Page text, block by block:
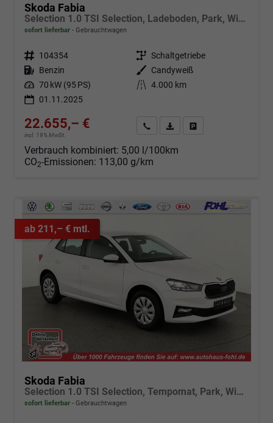
Skoda Fabia
Selection 1.0 TSI Selection, Ladeboden, Park, Winterpaket, SmartLink, 4-J Garantie
sofort lieferbar Gebrauchtwagen
Fahrzeugnr. 104354 Getriebe Schaltgetriebe
Kraftstoff Benzin Außenfarbe
Candyweiß
Leistung 70 kW (95 PS) Kilometerstand 4.000 km
01.11.2025
22.655,– €
incl. 19% MwSt.
Angebot anfordern
Fahrzeugexpose (PDF)
Verbrauch kombiniert: 5,00 l/100km
CO2-Emissionen: 113,00 g/km
ab 211,– € mtl.
Skoda Fabia
Selection 1.0 TSI Selection, Tempomat, Park, Winterpaket, SmartLink, 4-J Garantie
sofort lieferbar Gebrauchtwagen